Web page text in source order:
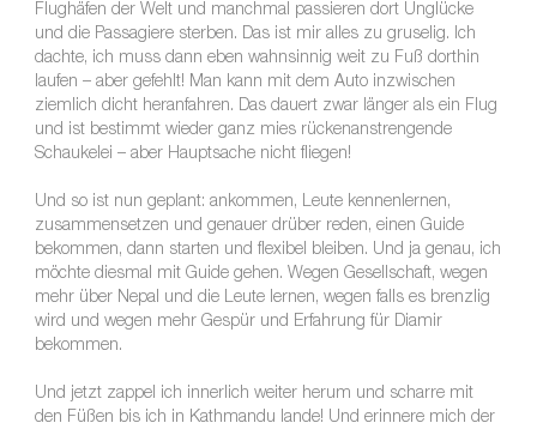
Flughäfen der Welt und manchmal passieren dort Unglücke
und die Passagiere sterben. Das ist mir alles zu gruselig. Ich
dachte, ich muss dann eben wahnsinnig weit zu Fuß dorthin
laufen – aber gefehlt! Man kann mit dem Auto inzwischen
ziemlich dicht heranfahren. Das dauert zwar länger als ein Flug
und ist bestimmt wieder ganz mies rückenanstrengende
Schaukelei – aber Hauptsache nicht fliegen!
Und so ist nun geplant: ankommen, Leute kennenlernen,
zusammensetzen und genauer drüber reden, einen Guide
bekommen, dann starten und flexibel bleiben. Und ja genau, ich
möchte diesmal mit Guide gehen. Wegen Gesellschaft, wegen
mehr über Nepal und die Leute lernen, wegen falls es brenzlig
wird und wegen mehr Gespür und Erfahrung für Diamir
bekommen.
Und jetzt zappel ich innerlich weiter herum und scharre mit
den Füßen bis ich in Kathmandu lande! Und erinnere mich der